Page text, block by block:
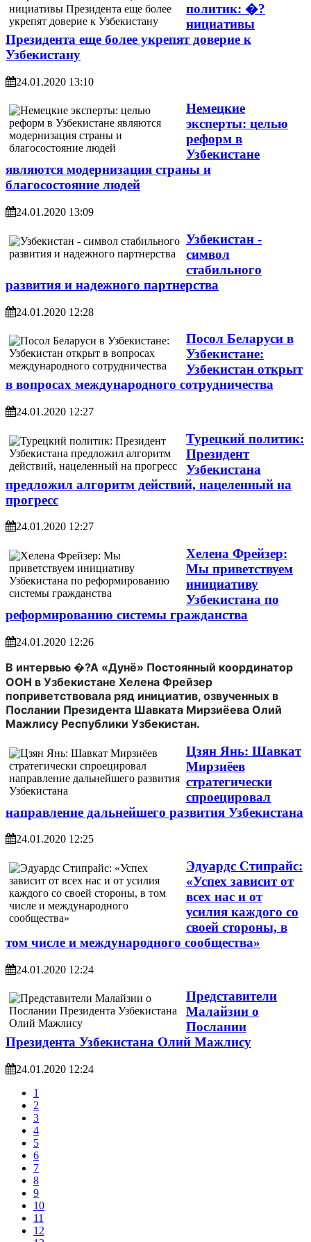
политик: �?
нициативы
Президента еще более укрепят доверие к
Узбекистану
24.01.2020 13:10
Немецкие
эксперты: целью
реформ в
Узбекистане
являются модернизация страны и
благосостояние людей
24.01.2020 13:09
Узбекистан -
символ
стабильного
развития и надежного партнерства
24.01.2020 12:28
Посол Беларуси в
Узбекистане:
Узбекистан открыт
в вопросах международного сотрудничества
24.01.2020 12:27
Турецкий политик:
Президент
Узбекистана
предложил алгоритм действий, нацеленный на
прогресс
24.01.2020 12:27
Хелена Фрейзер:
Мы приветствуем
инициативу
Узбекистана по
реформированию системы гражданства
24.01.2020 12:26
В интервью �?А «Дунё» Постоянный координатор
ООН в Узбекистане Хелена Фрейзер
поприветствовала ряд инициатив, озвученных в
Послании Президента Шавката Мирзиёева Олий
Мажлису Республики Узбекистан.
Цзян Янь: Шавкат
Мирзиёев
стратегически
спроецировал
направление дальнейшего развития Узбекистана
24.01.2020 12:25
Эдуардс Стипрайс:
«Успех зависит от
всех нас и от
усилия каждого со
своей стороны, в
том числе и международного сообщества»
24.01.2020 12:24
Представители
Малайзии о
Послании
Президента Узбекистана Олий Мажлису
24.01.2020 12:24
1
2
3
4
5
6
7
8
9
10
11
12